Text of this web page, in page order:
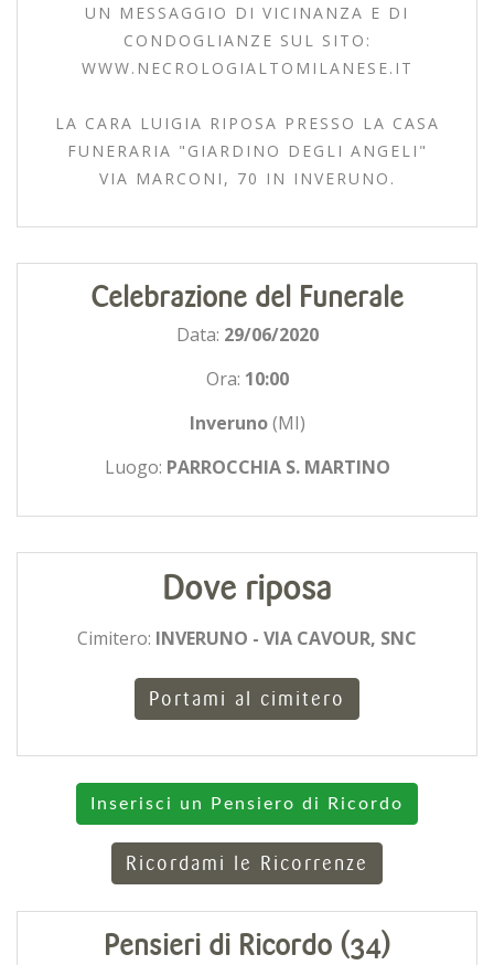
UN MESSAGGIO DI VICINANZA E DI
CONDOGLIANZE SUL SITO:
WWW.NECROLOGIALTOMILANESE.IT
LA CARA LUIGIA RIPOSA PRESSO LA CASA
FUNERARIA "GIARDINO DEGLI ANGELI"
VIA MARCONI, 70 IN INVERUNO.
Celebrazione del Funerale
Data: 29/06/2020
Ora: 10:00
Inveruno(MI)
Luogo: PARROCCHIA S. MARTINO
Dove riposa
Cimitero: INVERUNO - VIA CAVOUR, SNC
Portami al cimitero
Inserisci un Pensiero di Ricordo
Ricordami le Ricorrenze
Pensieri di Ricordo (34)